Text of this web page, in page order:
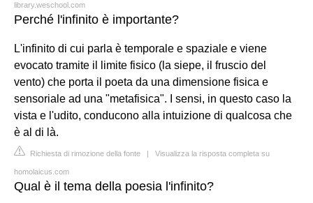
library.weschool.com
Perché l'infinito è importante?
L'infinito di cui parla è temporale e spaziale e viene
evocato tramite il limite fisico (la siepe, il fruscio del
vento) che porta il poeta da una dimensione fisica e
sensoriale ad una "metafisica". I sensi, in questo caso la
vista e l'udito, conducono alla intuizione di qualcosa che
è al di là.
Richiesta di rimozione della fonte | Visualizza la risposta completa su
homolaicus.com
Qual è il tema della poesia l'infinito?